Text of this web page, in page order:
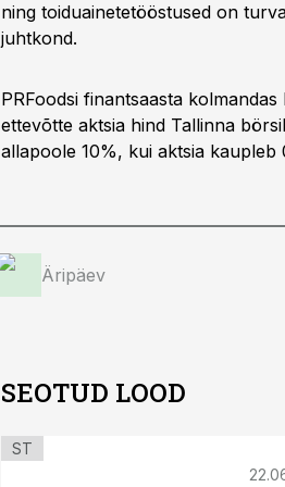
ning toiduainetetööstused on
juhtkond.
PRFoodsi finantsaasta
ettevõtte aktsia hind Tallinna
allapoole 10%, kui aktsia kaupleb
Äripäev
SEOTUD LOOD
ST